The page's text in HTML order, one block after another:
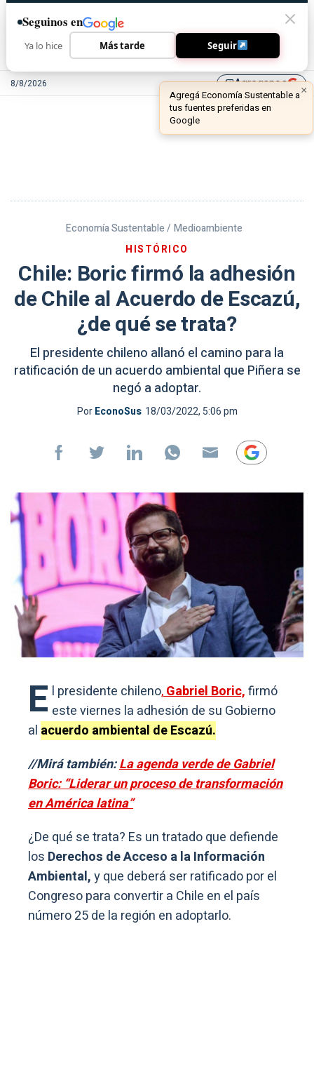
8/8/2026 library_addAgreganos
Economía Sustentable / Medioambiente
HISTÓRICO
Chile: Boric firmó la adhesión
de Chile al Acuerdo de Escazú,
¿de qué se trata?
El presidente chileno allanó el camino para la
ratificación de un acuerdo ambiental que Piñera se
negó a adoptar.
PorEconoSus 18/03/2022, 5:06 pm
E l presidente chileno,Gabriel Boric,firmó
este viernes la adhesión de su Gobierno
al acuerdo ambiental de Escazú.
//Mirá también:La agenda verde de Gabriel
Boric: “Liderar un proceso de transformación
en América latina”
¿De qué se trata? Es un tratado que defiende
los Derechos de Acceso a la Información
Ambiental,y que deberá ser ratificado por el
Congreso para convertir a Chile en el país
número 25 de la región en adoptarlo.
Seguinos en
Ya lo hice Más tarde Seguir